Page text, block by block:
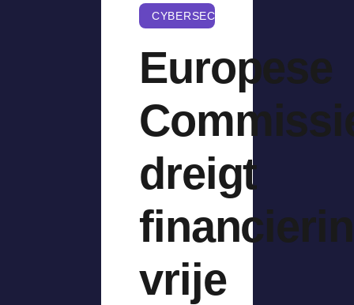
CYBERSECURITY
Europese
dreigt
vrije